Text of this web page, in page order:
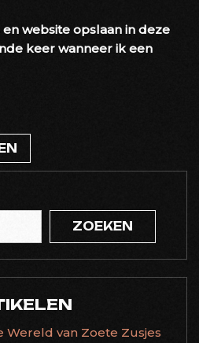
website opslaan in deze
keer wanneer ik een
ZOEKEN
Wereld van Zoete Zusjes